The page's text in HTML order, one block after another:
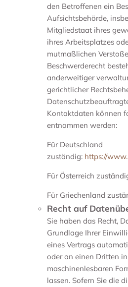
den Betroffenen ein
Aufsichtsbehörde,
Mitgliedstaat ihres
ihres Arbeitsplatzes
mutmaßlichen
Beschwerderecht
anderweitiger
gerichtlicher
Kontaktdaten können
entnommen werden:
Für Deutschland
zuständig: https://
Für Österreich
Für Griechenland
Recht auf
Sie haben das Recht,
Grundlage Ihrer
eines Vertrags
oder an einen Dritten
maschinenlesbaren
lassen. Sofern Sie die